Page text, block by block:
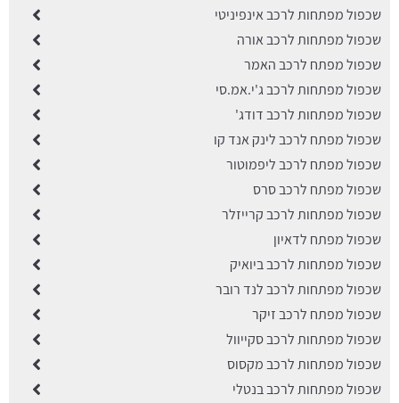
שכפול מפתחות לרכב אינפיניטי
שכפול מפתחות לרכב אורה
שכפול מפתח לרכב האמר
שכפול מפתחות לרכב ג'י.אמ.סי
שכפול מפתחות לרכב דודג'
שכפול מפתח לרכב לינק אנד קו
שכפול מפתח לרכב ליפמוטור
שכפול מפתח לרכב סרס
שכפול מפתחות לרכב קרייזלר
שכפול מפתח לדאיון
שכפול מפתחות לרכב ביואיק
שכפול מפתחות לרכב לנד רובר
שכפול מפתח לרכב זיקר
שכפול מפתחות לרכב סקייוול
שכפול מפתחות לרכב מקסוס
שכפול מפתחות לרכב בנטלי